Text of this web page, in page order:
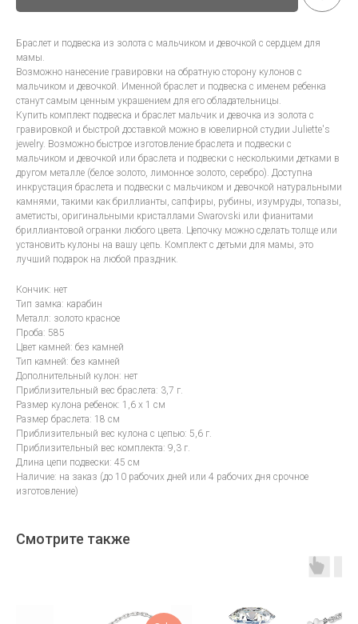
Браслет и подвеска из золота с мальчиком и девочкой с сердцем для
мамы.
Возможно нанесение гравировки на обратную сторону кулонов с
мальчиком и девочкой. Именной браслет и подвеска с именем ребенка
станут самым ценным украшением для его обладательницы.
Купить комплект подвеска и браслет мальчик и девочка из золота с
гравировкой и быстрой доставкой можно в ювелирной студии Juliette's
jewelry. Возможно быстрое изготовление браслета и подвески с
мальчиком и девочкой или браслета и подвески с несколькими детками в
другом металле (белое золото, лимонное золото, серебро). Доступна
инкрустация браслета и подвески с мальчиком и девочкой натуральными
камнями, такими как бриллианты, сапфиры, рубины, изумруды, топазы,
аметисты, оригинальными кристаллами Swarovski или фианитами
бриллиантовой огранки любого цвета. Цепочку можно сделать толще или
установить кулоны на вашу цепь. Комплект с детьми для мамы, это
лучший подарок на любой праздник.
Кончик: нет
Тип замка: карабин
Металл: золото красное
Проба: 585
Цвет камней: без камней
Тип камней: без камней
Дополнительный кулон: нет
Приблизительный вес браслета: 3,7 г.
Размер кулона ребенок: 1,6 х 1 см
Размер браслета: 18 см
Приблизительный вес кулона с цепью: 5,6 г.
Приблизительный вес комплекта: 9,3 г.
Длина цепи подвески: 45 см
Наличие: на заказ (до 10 рабочих дней или 4 рабочих дня срочное
изготовление)
Смотрите также